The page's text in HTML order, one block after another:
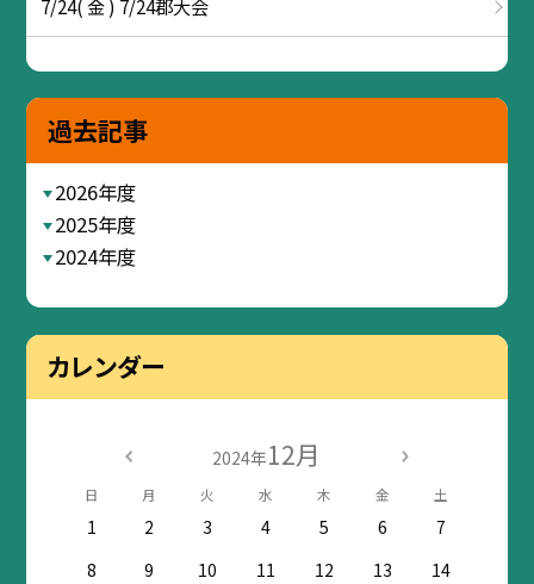
7/24( 金 ) 7/24郡大会
過去記事
2026年度
2025年度
2024年度
カレンダー
2024年12月
日 月 火 水 木 金 土
1 2 3 4 5 6
7
8
9 10 11 12 13
14